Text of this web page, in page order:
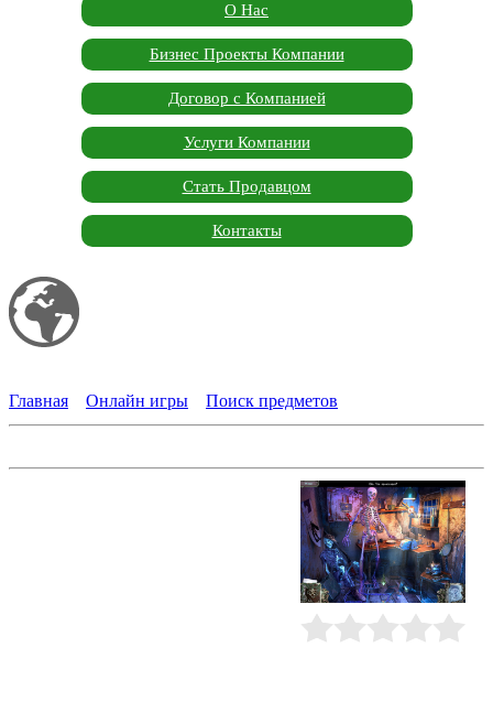
О Нас
Бизнес Проекты Компании
Договор с Компанией
Услуги Компании
Стать Продавцом
Контакты
Главная
Онлайн игры Поиск предметов